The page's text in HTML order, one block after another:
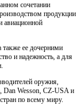
сочетании
продукции
авиационной
ее дочерними
и надежность, а для
оружия,
Dan Wesson, CZ-USA и
по всему миру.